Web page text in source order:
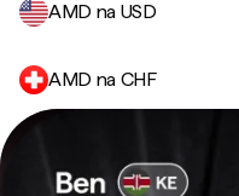
AMD na USD
AMD na CHF